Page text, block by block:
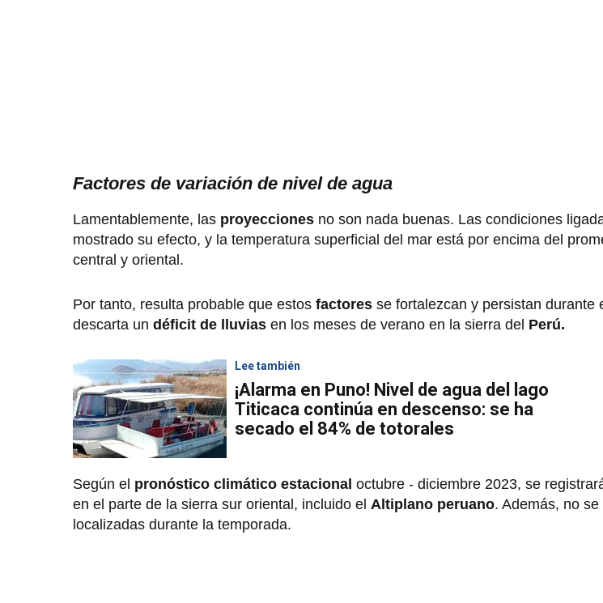
Factores de variación de nivel de agua
Lamentablemente, las proyecciones no son nada buenas. Las condiciones
mostrado su efecto, y la temperatura superficial del mar está por encima del
central y oriental.
Por tanto, resulta probable que estos factores se fortalezcan y persistan durante
descarta un déficit de lluvias en los meses de verano en la sierra del Perú.
Lee también
¡Alarma en Puno! Nivel de agua del lago
Titicaca continúa en descenso: se ha
secado el 84% de totorales
Según el pronóstico climático estacional octubre - diciembre 2023, se
en el parte de la sierra sur oriental, incluido el Altiplano peruano. Además, no
localizadas durante la temporada.